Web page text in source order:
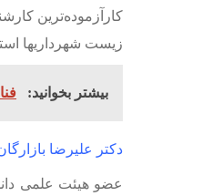
کارآزموده‌ترین
زیست شهرداریها
بیشتر بخوانید:
دکتر علیرضا
عضو هیئت علمی